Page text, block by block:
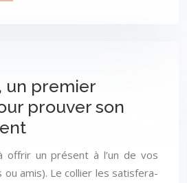
un premier
prouver son
offrir un présent à l’un de vos
ou amis). Le collier les satisfera-